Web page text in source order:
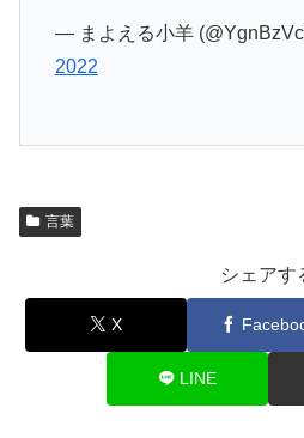
— まよえる小羊
2022
言葉
シェアす
X
LINE